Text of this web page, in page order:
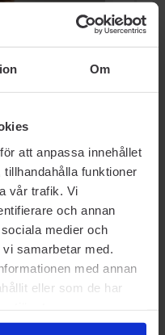
Om
att anpassa innehållet
funktioner
vår trafik. Vi
och annan
medier och
samarbetar med.
med annan
eller som de har
din